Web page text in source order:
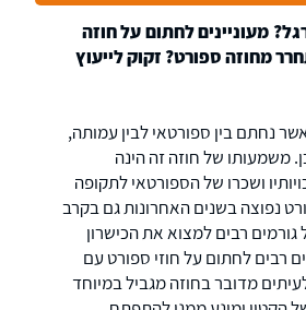
המשפטיות המיטביות.
מעוניינים לחתום על חוזה
מחוזה ספורט? זקוק לייעוץ
נחתם בין ספורטאי לבין עמותה,
משמעותו של חוזה זה הינה
ושכרו של הספורטאי לתקופה
נפוצה בשנים האחרונות גם בקרב
גורמים רבים למצוא את הכישרון
רבים לחתום על חוזי ספורט עם
מדובר בחוזה מגביל במיוחד